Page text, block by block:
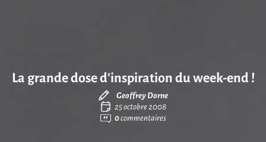
La grande dose d’inspiration du week-end !
Geoffrey Dorne
25 octobre 2008
0commentaires